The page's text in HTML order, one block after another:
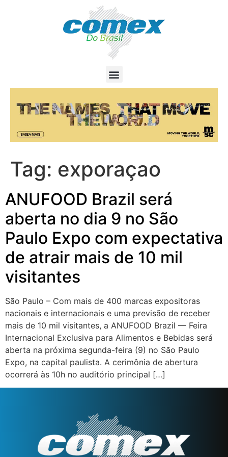
Tag: exporaçao
ANUFOOD Brazil será
aberta no dia 9 no São
Paulo Expo com expectativa
de atrair mais de 10 mil
visitantes
São Paulo – Com mais de 400 marcas expositoras
nacionais e internacionais e uma previsão de receber
mais de 10 mil visitantes, a ANUFOOD Brazil — Feira
Internacional Exclusiva para Alimentos e Bebidas será
aberta na próxima segunda-feira (9) no São Paulo
Expo, na capital paulista. A cerimônia de abertura
ocorrerá às 10h no auditório principal […]